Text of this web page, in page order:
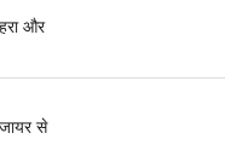
और
से